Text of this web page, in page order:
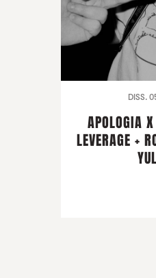
DISS.
APOLOGIA
LEVERAGE +